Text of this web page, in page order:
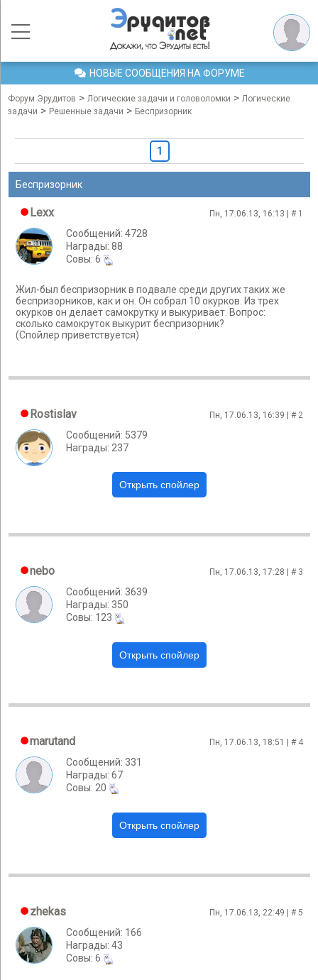
НОВЫЕ СООБЩЕНИЯ НА ФОРУМЕ
Форум Эрудитов > Логические задачи и головоломки > Логические
задачи > Решенные задачи > Беспризорник
1
Беспризорник
Lexx Пн, 17.06.13, 16:13 | # 1
Сообщений: 4728
Награды: 88
Cовы: 6
Жил-был беспризорник в подвале среди других таких же
беспризорников, как и он. Он собрал 10 окурков. Из трех
окурков он делает самокрутку и выкуривает. Вопрос:
сколько самокруток выкурит беспризорник?
(Спойлер приветствуется)
Rostislav Пн, 17.06.13, 16:39 | # 2
Сообщений: 5379
Награды: 237
nebo Пн, 17.06.13, 17:28 | # 3
Сообщений: 3639
Награды: 350
Cовы: 123
marutand Пн, 17.06.13, 18:51 | # 4
Сообщений: 331
Награды: 67
Cовы: 20
zhekas Пн, 17.06.13, 22:49 | #5
Сообщений: 166
Награды: 43
Cовы: 6